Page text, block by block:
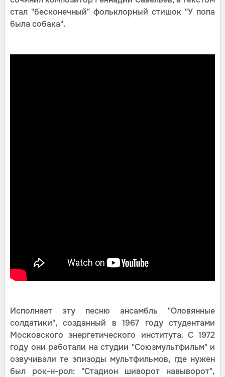
стал "бесконечный" фольклорный стишок "У попа
была собака".
Исполняет эту песню ансамбль "Оловянные
солдатики", созданный в 1967 году студентами
Московского энергетического института. С 1972
году они работали на студии "Союзмультфильм" и
озвучивали те эпизоды мультфильмов, где нужен
был рок-н-рол: "Стадион шиворот навыворот",